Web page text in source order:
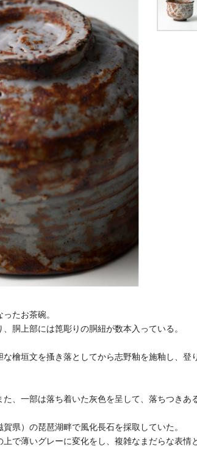
たお茶碗。
胴上部には箆彫りの胴紐が数本入っている。
檜垣文を搔き落としてから志野釉を施釉し、登
、一部は落ち着いた灰色を呈して、落ちつきあ
県）の琵琶湖畔で風化長石を採取していた。
で薄いグレーに変化をし、複雑なまだらな表情